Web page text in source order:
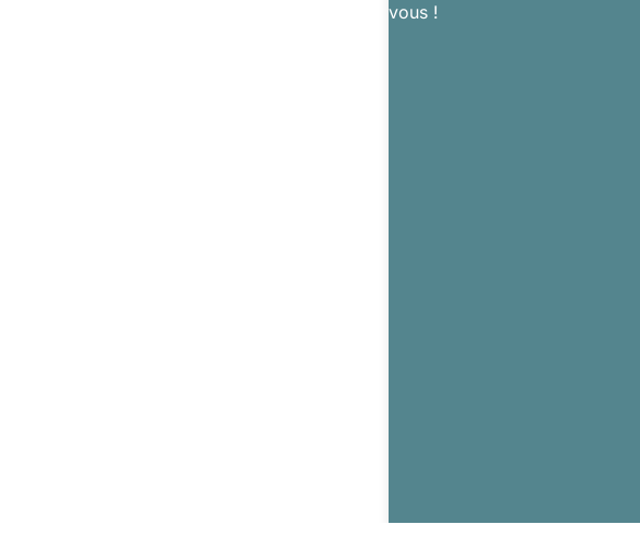
vous !